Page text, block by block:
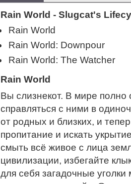
Rain World - Slugcat's
Rain World
Rain World: Downpour
Rain World: The Watcher
Rain World
Вы слизнекот. В мире полно
справляться с ними в
от родных и близких, и
пропитание и искать
смыть всё живое с лица
цивилизации, избегайте
для себя загадочные